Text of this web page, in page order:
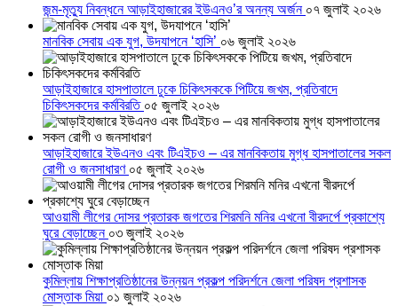
জন্ম-মৃত্যু নিবন্ধনে আড়াইহাজারের ইউএনও’র অনন্য অর্জন ০৭ জুলাই ২০২৬
মানবিক সেবায় এক যুগ, উদযাপনে ‘হাসি’ ০৬ জুলাই ২০২৬
আড়াইহাজারে হাসপাতালে ঢুকে চিকিৎসককে পিটিয়ে জখম, প্রতিবাদে
চিকিৎসকদের কর্মবিরতি ০৫ জুলাই ২০২৬
আড়াইহাজারে ইউএনও এবং টিএইচও – এর মানবিকতায় মুগ্ধ হাসপাতালের সকল
রোগী ও জনসাধারণ ০৫ জুলাই ২০২৬
আওয়ামী লীগের দোসর প্রতারক জগতের শিরমনি মনির এখনো বীরদর্পে প্রকাশ্যে
ঘুরে বেড়াচ্ছেন ০৩ জুলাই ২০২৬
কুমিল্লায় শিক্ষাপ্রতিষ্ঠানের উন্নয়ন প্রকল্প পরিদর্শনে জেলা পরিষদ প্রশাসক
মোস্তাক মিয়া ০১ জুলাই ২০২৬